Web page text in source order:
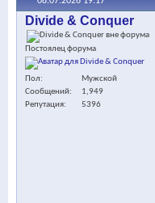
Divide & Conquer
Постоялец форума
Пол
Мужской
Сообщений
1,949
Репутация
5396